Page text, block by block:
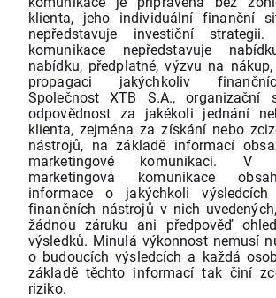
klienta, jeho individuální finanční
nepředstavuje investiční strategii.
komunikace nepředstavuje
nabídku, předplatné, výzvu na
propagaci jakýchkoliv
Společnost XTB S.A., organizační
odpovědnost za jakékoli jednání
klienta, zejména za získání nebo
nástrojů, na základě informací
marketingové komunikaci. V
marketingová komunikace
informace o jakýchkoli
finančních nástrojů v nich
žádnou záruku ani předpověď
výsledků. Minulá výkonnost nemusí
o budoucích výsledcích a každá
základě těchto informací tak činí
riziko.